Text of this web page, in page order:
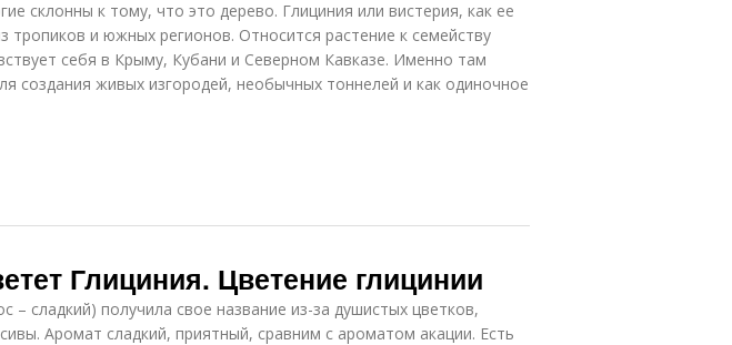
склонны к тому, что это дерево. Глициния или вистерия, как ее
и южных регионов. Относится растение к семейству
себя в Крыму, Кубани и Северном Кавказе. Именно там
создания живых изгородей, необычных тоннелей и как одиночное
Глициния. Цветение глицинии
– сладкий) получила свое название из-за душистых цветков,
Аромат сладкий, приятный, сравним с ароматом акации. Есть